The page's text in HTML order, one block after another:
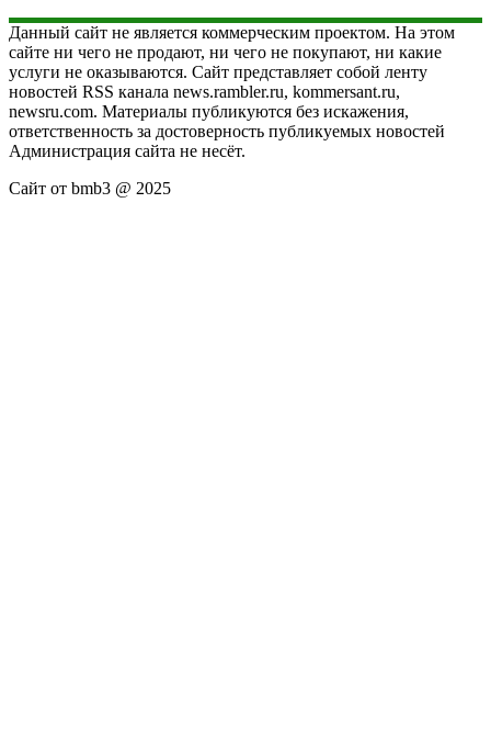
Данный сайт не является коммерческим проектом. На этом
сайте ни чего не продают, ни чего не покупают, ни какие
услуги не оказываются. Сайт представляет собой ленту
новостей RSS канала news.rambler.ru, kommersant.ru,
newsru.com. Материалы публикуются без искажения,
ответственность за достоверность публикуемых новостей
Администрация сайта не несёт.
Сайт от bmb3 @ 2025